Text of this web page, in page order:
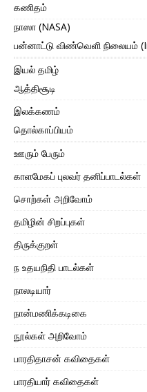
கணிதம்
நாஸா (NASA)
பன்னாட்டு விண்வெளி நிலையம்
இயல் தமிழ்
ஆத்திசூடி
இலக்கணம்
தொல்காப்பியம்
ஊரும் பேரும்
காளமேகப் புலவர் தனிப்பாடல்கள்
சொற்கள் அறிவோம்
தமிழின் சிறப்புகள்
திருக்குறள்
ந உதயநிதி பாடல்கள்
நாலடியார்
நான்மணிக்கடிகை
நூல்கள் அறிவோம்
பாரதிதாசன் கவிதைகள்
பாரதியார் கவிதைகள்